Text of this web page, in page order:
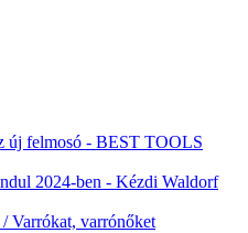
új felmosó - BEST TOOLS
2024-ben - Kézdi Waldorf
Varrókat, varrónőket